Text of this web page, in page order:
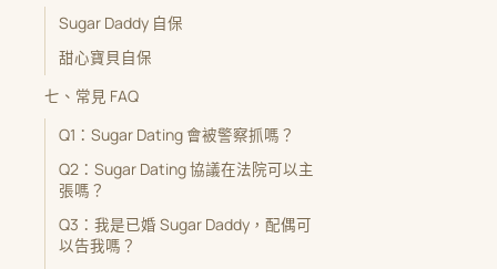
Sugar Daddy 自保
甜心寶貝自保
七、常見 FAQ
Q1：Sugar Dating 會被警察抓嗎？
Q2：Sugar Dating 協議在法院可以主
張嗎？
Q3：我是已婚 Sugar Daddy，配偶可
以告我嗎？